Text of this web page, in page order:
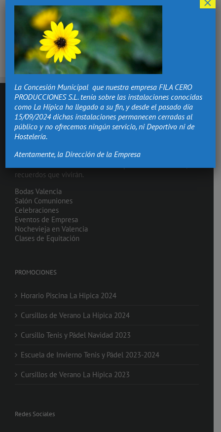
recuerdos que vivirán.
Bodas Valencia
Salón Comuniones
Celebraciones
Eventos de Empresa
Nochevieja en Valencia
Clases de Equitación
PROMOCIONES
Horario Piscina La Hipica 2024
Cursillos de Verano La Hípica 2024
Cursillo Tenis y Pádel Navidad 2023
Escuela de Invierno Tenis y Pádel 2023-2024
Cursillos de Verano La Hípica 2023
Redes Sociales
La Concesión Municipal que nuestra empresa FILA CERO
PRODUCCIONES S.L. tenía sobre las instalaciones conocidas
como La Hípica ha llegado a su fin, y desde el pasado día
15/09/2024 dichas instalaciones permanecen cerradas al
público y no ofrecemos ningún servicio, ni Deportivo ni de
Hostelería.
Atentamente, la Dirección de la Empresa